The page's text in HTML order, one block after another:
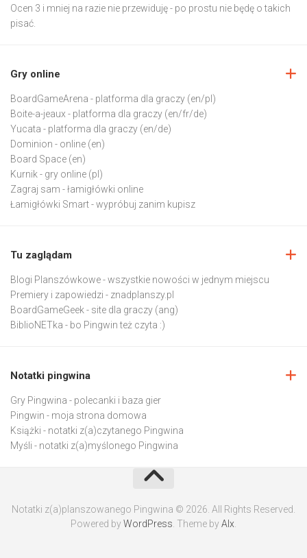
Ocen 3 i mniej na razie nie przewiduję - po prostu nie będę o takich
pisać.
Gry online
BoardGameArena - platforma dla graczy (en/pl)
Boite-a-jeaux - platforma dla graczy (en/fr/de)
Yucata - platforma dla graczy (en/de)
Dominion - online (en)
Board Space (en)
Kurnik- gry online (pl)
Zagraj sam - łamigłówki online
Łamigłówki Smart- wypróbuj zanim kupisz
Tu zaglądam
Blogi Planszówkowe- wszystkie nowości w jednym miejscu
Premiery i zapowiedzi - znadplanszy.pl
BoardGameGeek- site dla graczy (ang)
BiblioNETka - bo Pingwin też czyta :)
Notatki pingwina
Gry Pingwina - polecanki i baza gier
Pingwin - moja strona domowa
Książki - notatki z(a)czytanego Pingwina
Myśli - notatki z(a)myślonego Pingwina
Notatki z(a)planszowanego Pingwina © 2026. All Rights Reserved.
Powered byWordPress. Theme byAlx.